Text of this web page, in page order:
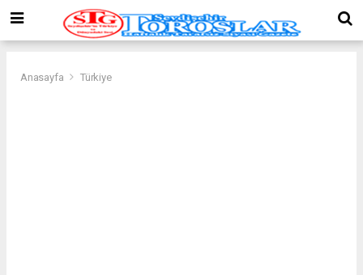
Anasayfa Türkiye